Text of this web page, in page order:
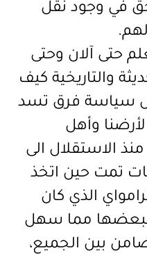
في وجود نقل
حتى آلان وحتى
والتاريخية كيف
سياسة فرق تسد
وأهل
الاستقلال الى
تمت حين اتخذ
الذي كان
ببعضها مما سهل
بين الجميع،